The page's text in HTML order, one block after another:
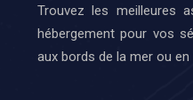
Trouvez les meilleures
hébergement pour vos
aux bords de la mer ou